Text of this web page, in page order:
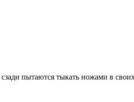
пытаются тыкать ножами в